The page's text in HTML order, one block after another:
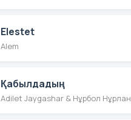
Elestet
Alem
Қабылдадың
Adilet Jaygashar & Нұрбол Нұрлан